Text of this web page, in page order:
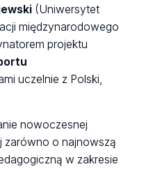
(Uniwersytet
międzynarodowego
projektu
uczelnie z Polski,
nowoczesnej
zarówno o najnowszą
w zakresie